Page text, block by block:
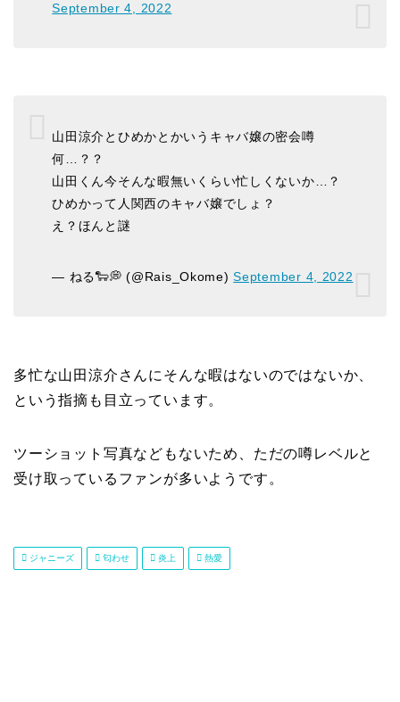
September 4, 2022
山田涼介とひめかとかいうキャバ嬢の密会噂
何…？？
山田くん今そんな暇無いくらい忙しくないか…？
ひめかって人関西のキャバ嬢でしょ？
え？ほんと謎
— ねる🐑💭 (@Rais_Okome)September 4, 2022
多忙な山田涼介さんにそんな暇はないのではないか、
という指摘も目立っています。
ツーショット写真などもないため、ただの噂レベルと
受け取っているファンが多いようです。
ジャニーズ 匂わせ 炎上 熱愛